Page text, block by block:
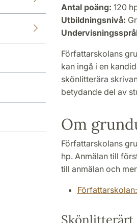
Antal poäng: 120
Utbildningsnivå:
Författarskolans
kan ingå i en
skönlitterära
betydande del av
Om
Författarskolans
hp. Anmälan till
till anmälan och
Skönlitterärt